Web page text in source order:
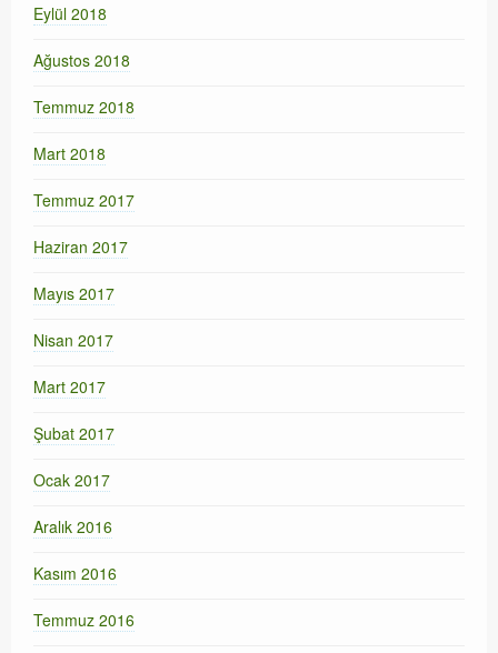
Eylül 2018
Ağustos 2018
Temmuz 2018
Mart 2018
Temmuz 2017
Haziran 2017
Mayıs 2017
Nisan 2017
Mart 2017
Şubat 2017
Ocak 2017
Aralık 2016
Kasım 2016
Temmuz 2016